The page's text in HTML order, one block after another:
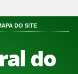
DO SITE
do